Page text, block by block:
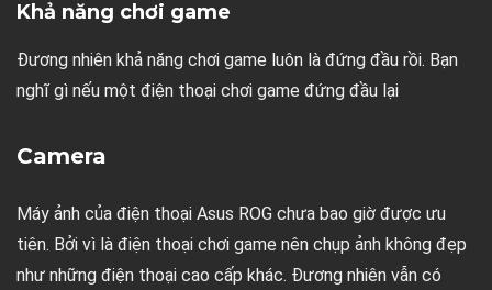
Khả năng chơi game
Đương nhiên khả năng chơi game luôn là đứng đầu rồi. Bạn
nghĩ gì nếu một điện thoại chơi game đứng đầu lại
Camera
Máy ảnh của điện thoại Asus ROG chưa bao giờ được ưu
tiên. Bởi vì là điện thoại chơi game nên chụp ảnh không đẹp
như những điện thoại cao cấp khác. Đương nhiên vẫn có